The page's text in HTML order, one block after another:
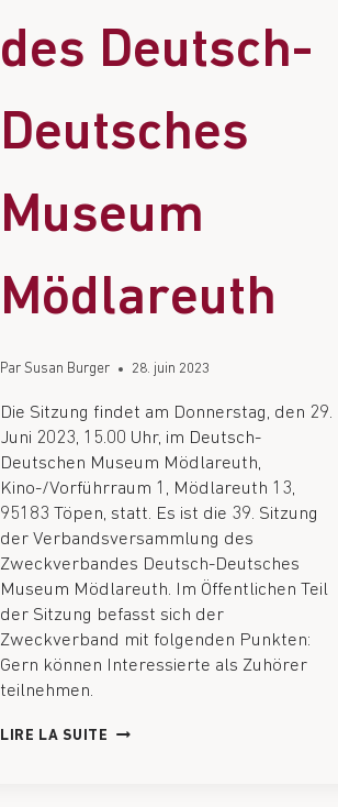
des Deutsch-
Deutsches
Museum
Mödlareuth
Par Susan Burger 28. juin 2023
Die Sitzung findet am Donnerstag, den 29.
Juni 2023, 15.00 Uhr, im Deutsch-
Deutschen Museum Mödlareuth,
Kino-/Vorführraum 1, Mödlareuth 13,
95183 Töpen, statt. Es ist die 39. Sitzung
der Verbandsversammlung des
Zweckverbandes Deutsch-Deutsches
Museum Mödlareuth. Im Öffentlichen Teil
der Sitzung befasst sich der
Zweckverband mit folgenden Punkten:
Gern können Interessierte als Zuhörer
teilnehmen.
LIRE LA SUITE